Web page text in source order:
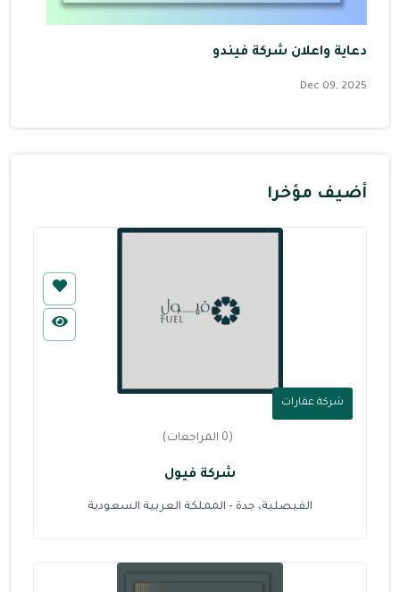
دعاية واعلان شركة فيندو
Dec 09, 2025
أضيف مؤخرا
شركة عقارات
(0 المراجعات)
شركة فيول
الفيصلية، جدة - المملكة العربية السعودية